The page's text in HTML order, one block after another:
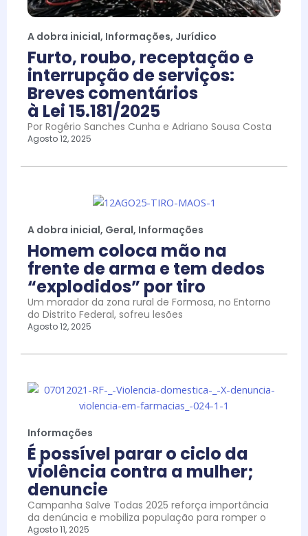
A dobra inicial, Informações, Jurídico
Furto, roubo, receptação e
interrupção de serviços:
Breves comentários
à Lei 15.181/2025
Por Rogério Sanches Cunha e Adriano Sousa Costa
Agosto 12, 2025
A dobra inicial, Geral, Informações
Homem coloca mão na
frente de arma e tem dedos
“explodidos” por tiro
Um morador da zona rural de Formosa, no Entorno
do Distrito Federal, sofreu lesões
Agosto 12, 2025
Informações
É possível parar o ciclo da
violência contra a mulher;
denuncie
Campanha Salve Todas 2025 reforça importância
da denúncia e mobiliza população para romper o
Agosto 11, 2025